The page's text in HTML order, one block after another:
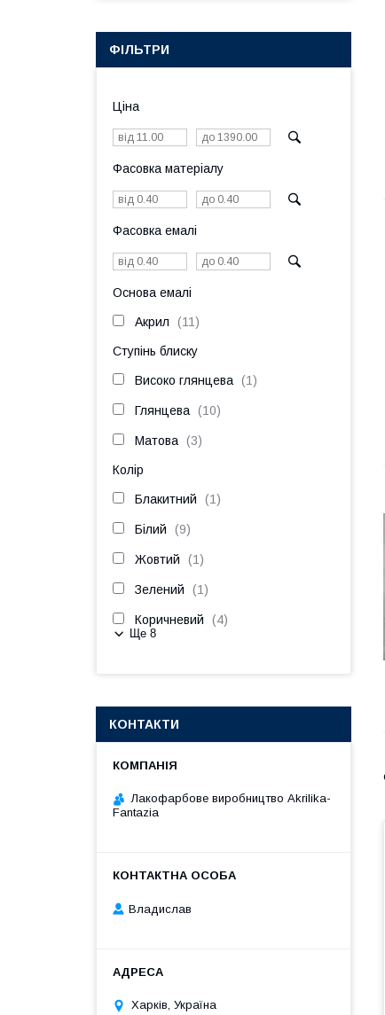
ФІЛЬТРИ
Ціна
Фасовка матеріалу
Фасовка емалі
Основа емалі
Акрил 11
Ступінь блиску
Високо глянцева 1
Глянцева 10
Матова 3
Колір
Блакитний 1
Білий 9
Жовтий 1
Зелений 1
Коричневий 4
Ще 8
КОНТАКТИ
Лакофарбове виробництво Akrilika-
Fantazia
Владислав
Харків, Україна